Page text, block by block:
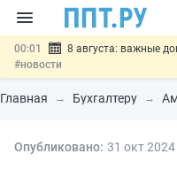
00:01
8 августа: важные
#новости
07.08 Подписан закон о
«Честный знак»#новости
07.08 Госпошлину за
Главная Бухгалтеру
Опубликовано: 31 окт2024